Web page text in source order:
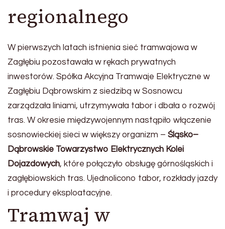
regionalnego
W pierwszych latach istnienia sieć tramwajowa w
Zagłębiu pozostawała w rękach prywatnych
inwestorów. Spółka Akcyjna Tramwaje Elektryczne w
Zagłębiu Dąbrowskim z siedzibą w Sosnowcu
zarządzała liniami, utrzymywała tabor i dbała o rozwój
tras. W okresie międzywojennym nastąpiło włączenie
sosnowieckiej sieci w większy organizm – Śląsko–
Dąbrowskie Towarzystwo Elektrycznych Kolei
Dojazdowych, które połączyło obsługę górnośląskich i
zagłębiowskich tras. Ujednolicono tabor, rozkłady jazdy
i procedury eksploatacyjne.
Tramwaj w